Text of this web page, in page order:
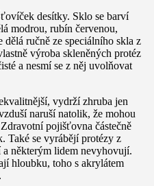
desítky. Sklo se barví
modrou, rubín červenou,
dělá ručně ze speciálního skla z
výroba skleněných protéz
a nesmí se z něj uvolňovat
vydrží zhruba jen
naruší natolik, že mohou
pojišťovna částečně
Také se vyrábějí protézy z
některým lidem nevyhovují.
hloubku, toho s akrylátem